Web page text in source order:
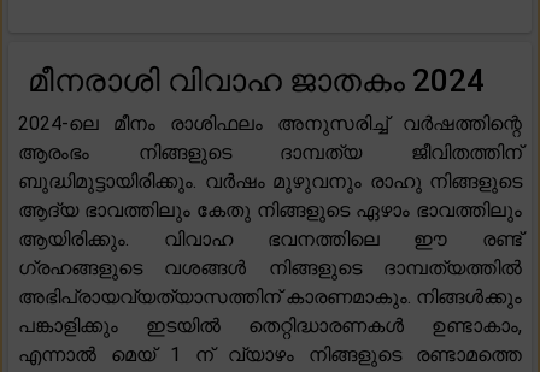
മീനരാശി വിവാഹ ജാതകം 2024
2024-ലെ മീനം രാശിഫലം അനുസരിച്ച് വർഷത്തിന്റെ
ആരംഭം നിങ്ങളുടെ ദാമ്പത്യ ജീവിതത്തിന്
ബുദ്ധിമുട്ടായിരിക്കും. വർഷം മുഴുവനും രാഹു നിങ്ങളുടെ
ആദ്യ ഭാവത്തിലും കേതു നിങ്ങളുടെ ഏഴാം ഭാവത്തിലും
ആയിരിക്കും. വിവാഹ ഭവനത്തിലെ ഈ രണ്ട്
ഗ്രഹങ്ങളുടെ വശങ്ങൾ നിങ്ങളുടെ ദാമ്പത്യത്തിൽ
അഭിപ്രായവ്യത്യാസത്തിന് കാരണമാകും. നിങ്ങൾക്കും
പങ്കാളിക്കും ഇടയിൽ തെറ്റിദ്ധാരണകൾ ഉണ്ടാകാം,
എന്നാൽ മെയ് 1 ന് വ്യാഴം നിങ്ങളുടെ രണ്ടാമത്തെ